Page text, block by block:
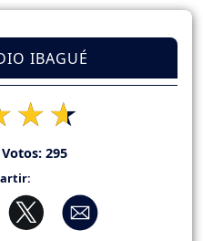
IBAGUÉ
295